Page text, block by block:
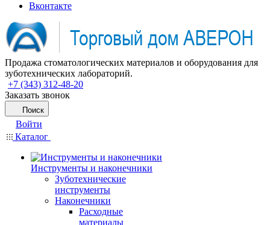
Вконтакте
Продажа стоматологических материалов и оборудования для
зуботехнических лабораторий.
+7 (343) 312-48-20
Заказать звонок
Поиск
Войти
Каталог
Инструменты и наконечники
Зуботехнические
инструменты
Наконечники
Расходные
материалы